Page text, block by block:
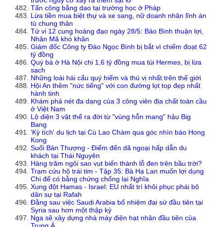
Tấn công bằng dao tại trường học ở Pháp
Lừa tiền mua biệt thự và xe sang, nữ doanh nhân lĩnh án
tù chung thân
Tử vi 12 cung hoàng đạo ngày 28/5: Bảo Bình thuận lợi,
Nhân Mã khó khăn
Giám đốc Công ty Đào Ngọc Bình bị bắt vì chiếm đoạt 62
tỷ đồng
Quý bà ở Hà Nội chi 1,6 tỷ đồng mua túi Hermes, bị lừa
sạch
Những loài hải cẩu quý hiếm và thú vị nhất trên thế giới
Hội An thêm "nức tiếng" với con đường lọt top đẹp nhất
hành tinh
Khám phá nét đa dạng của 3 công viên địa chất toàn cầu
ở Việt Nam
Lộ diện 3 vật thể ra đời từ "vùng hỗn mang" hậu Big
Bang
'Kỳ tích' du lịch tại Cù Lao Chàm qua góc nhìn báo Hong
Kong
Suối Bản Thượng - Điểm đến dã ngoại hấp dẫn du
khách tại Thái Nguyên
Hàng trăm ngôi sao vụt biến thành lỗ đen trên bầu trời?
Trạm cứu hộ trái tim - Tập 35: Bà Hạ Lan muốn lợi dụng
Chi để có bằng chứng chống lại Nghĩa
Xung đột Hamas - Israel: EU nhất trí khôi phục phái bộ
dân sự tại Rafah
Đằng sau việc Saudi Arabia bổ nhiệm đại sứ đầu tiên tại
Syria sau hơn một thập kỷ
Nga sẽ xây dựng nhà máy điện hạt nhân đầu tiên của